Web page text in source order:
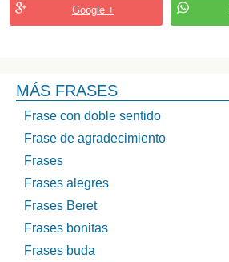
Google +
MÁS FRASES
Frase con doble sentido
Frase de agradecimiento
Frases
Frases alegres
Frases Beret
Frases bonitas
Frases buda